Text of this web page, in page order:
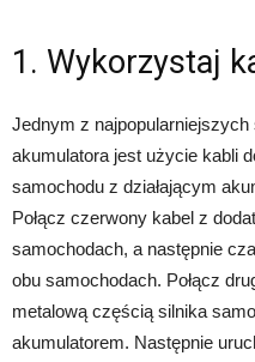
1. Wykorzystaj
Jednym z najpopularniejszych
akumulatora jest użycie kabli
samochodu z działającym
Połącz czerwony kabel z
samochodach, a następnie
obu samochodach. Połącz
metalową częścią silnika
akumulatorem. Następnie